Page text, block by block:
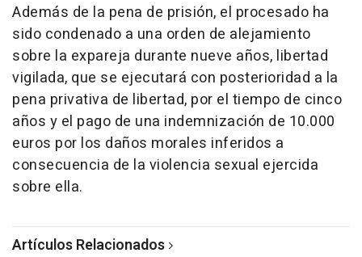
Además de la pena de prisión, el procesado ha
sido condenado a una orden de alejamiento
sobre la expareja durante nueve años, libertad
vigilada, que se ejecutará con posterioridad a la
pena privativa de libertad, por el tiempo de cinco
años y el pago de una indemnización de 10.000
euros por los daños morales inferidos a
consecuencia de la violencia sexual ejercida
sobre ella.
Artículos Relacionados